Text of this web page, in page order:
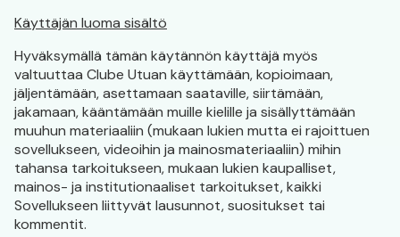
Käyttäjän luoma sisältö
Hyväksymällä tämän käytännön käyttäjä myös
valtuuttaa Clube Utuan käyttämään, kopioimaan,
jäljentämään, asettamaan saataville, siirtämään,
jakamaan, kääntämään muille kielille ja sisällyttämään
muuhun materiaaliin (mukaan lukien mutta ei rajoittuen
sovellukseen, videoihin ja mainosmateriaaliin) mihin
tahansa tarkoitukseen, mukaan lukien kaupalliset,
mainos- ja institutionaaliset tarkoitukset, kaikki
Sovellukseen liittyvät lausunnot, suositukset tai
kommentit.